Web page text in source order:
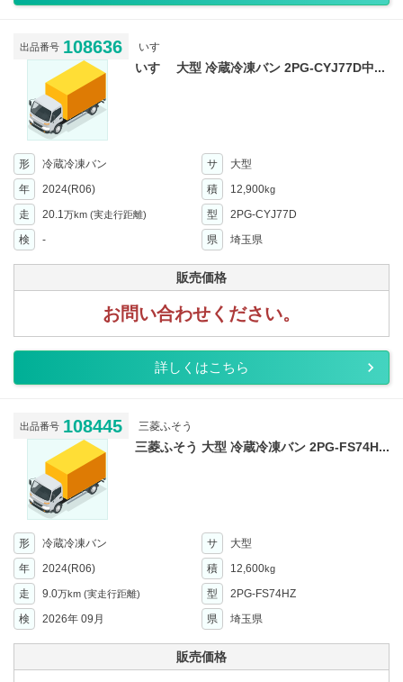
出品番号 108636 いすゞ
いすゞ 大型 冷蔵冷凍バン 2PG-CYJ77D中...
形 冷蔵冷凍バン サ
大型
年
2024(R06) 積 12,900kg
走 20.1万km (実走行距離) 型
2PG-CYJ77D
検
- 県 埼玉県
販売価格
お問い合わせください。
詳しくはこちら
出品番号 108445 三菱ふそう
三菱ふそう 大型 冷蔵冷凍バン 2PG-FS74H...
形 冷蔵冷凍バン サ
大型
年
2024(R06) 積 12,600kg
走 9.0万km (実走行距離) 型
2PG-FS74HZ
検
2026年 09月 県 埼玉県
販売価格